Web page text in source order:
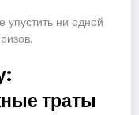
упустить ни одной
траты